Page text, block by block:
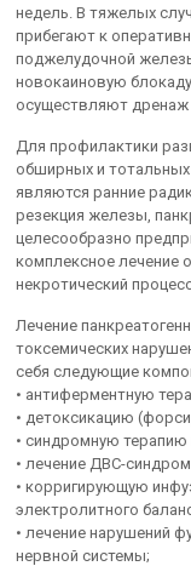
недель. В тяжелых
прибегают к
поджелудочной
новокаиновую
осуществляют дренаж
Для профилактики
обширных и
являются ранние
резекция железы,
целесообразно
комплексное лечение
некротический
Лечение
токсемических
себя следующие
• антиферментную
• детоксикацию
• синдромную
• лечение ДВС-
• корригирующую
электролитного
• лечение нарушений
нервной системы;